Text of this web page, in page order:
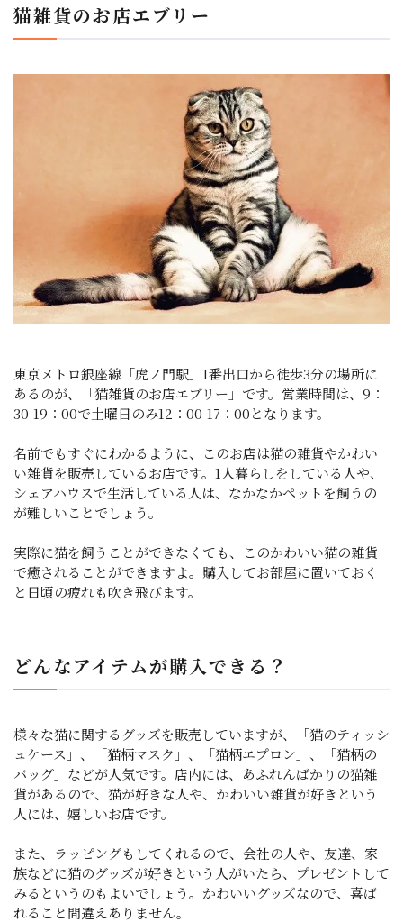
猫雑貨のお店エブリー
東京メトロ銀座線「虎ノ門駅」1番出口から徒歩3分の場所に
あるのが、「猫雑貨のお店エブリー」です。営業時間は、9：
30-19：00で土曜日のみ12：00-17：00となります。
名前でもすぐにわかるように、このお店は猫の雑貨やかわい
い雑貨を販売しているお店です。1人暮らしをしている人や、
シェアハウスで生活している人は、なかなかペットを飼うの
が難しいことでしょう。
実際に猫を飼うことができなくても、このかわいい猫の雑貨
で癒されることができますよ。購入してお部屋に置いておく
と日頃の疲れも吹き飛びます。
どんなアイテムが購入できる？
様々な猫に関するグッズを販売していますが、「猫のティッシ
ュケース」、「猫柄マスク」、「猫柄エプロン」、「猫柄の
バッグ」などが人気です。店内には、あふれんばかりの猫雑
貨があるので、猫が好きな人や、かわいい雑貨が好きという
人には、嬉しいお店です。
また、ラッピングもしてくれるので、会社の人や、友達、家
族などに猫のグッズが好きという人がいたら、プレゼントして
みるというのもよいでしょう。かわいいグッズなので、喜ば
れること間違えありません。